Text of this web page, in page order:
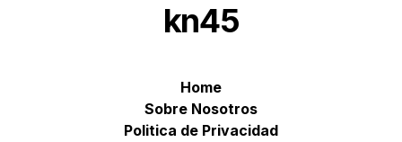
kn45
Home
Sobre Nosotros
Politica de Privacidad